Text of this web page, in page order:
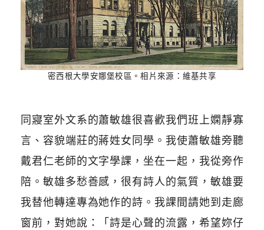
密西根大學安娜堡校區。相片來源：維基共享
同寢室外文系的蕭敏雄很喜歡我們班上嫻靜寡
言、容貌端莊的蔣姓女同學。我使蕭敏雄旁聽
戴君仁老師的文字學課，坐在一起，我從旁作
陪。敏雄多愁善感，很有詩人的氣質，敏雄要
我替他轉達專為她作的詩。我課間請她到走廊
窗前，對她說：「詩是心聲的流露，希望妳仔